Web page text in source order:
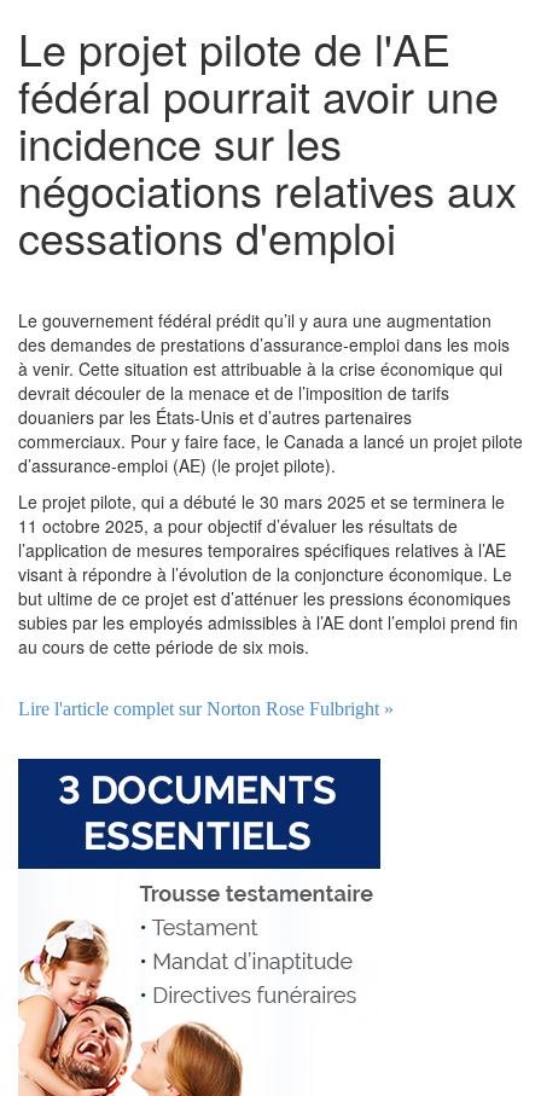
Le projet pilote de l'AE
fédéral pourrait avoir une
incidence sur les
négociations relatives aux
cessations d'emploi
Le gouvernement fédéral prédit qu’il y aura une augmentation
des demandes de prestations d’assurance-emploi dans les mois
à venir. Cette situation est attribuable à la crise économique qui
devrait découler de la menace et de l’imposition de tarifs
douaniers par les États-Unis et d’autres partenaires
commerciaux. Pour y faire face, le Canada a lancé un projet pilote
d’assurance-emploi (AE) (le projet pilote).
Le projet pilote, qui a débuté le 30 mars 2025 et se terminera le
11 octobre 2025, a pour objectif d’évaluer les résultats de
l’application de mesures temporaires spécifiques relatives à l’AE
visant à répondre à l’évolution de la conjoncture économique. Le
but ultime de ce projet est d’atténuer les pressions économiques
subies par les employés admissibles à l’AE dont l’emploi prend fin
au cours de cette période de six mois.
Lire l'article complet sur Norton Rose Fulbright »